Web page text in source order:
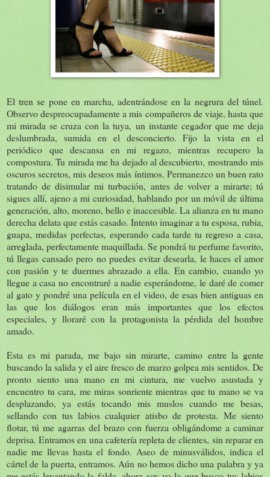
El tren se pone en marcha, adentrándose en la negrura del túnel.
Observo despreocupadamente a mis compañeros de viaje, hasta que
mi mirada se cruza con la tuya, un instante cegador que me deja
deslumbrada, sumida en el desconcierto. Fijo la vista en el
periódico que descansa en mi regazo, mientras recupero la
compostura. Tu mirada me ha dejado al descubierto, mostrando mis
oscuros secretos, mis deseos más íntimos. Permanezco un buen rato
tratando de disimular mi turbación, antes de volver a mirarte; tú
sigues allí, ajeno a mi curiosidad, hablando por un móvil de última
generación, alto, moreno, bello e inaccesible. La alianza en tu mano
derecha delata que estás casado. Intento imaginar a tu esposa, rubia,
guapa, medidas perfectas, esperando cada tarde tu regreso a casa,
arreglada, perfectamente maquillada. Se pondrá tu perfume favorito,
tú llegas cansado pero no puedes evitar desearla, le haces el amor
con pasión y te duermes abrazado a ella. En cambio, cuando yo
llegue a casa no encontraré a nadie esperándome, le daré de comer
al gato y pondré una película en el video, de esas bien antiguas en
las que los diálogos eran más importantes que los efectos
especiales, y lloraré con la protagonista la pérdida del hombre
amado.
Esta es mi parada, me bajo sin mirarte, camino entre la gente
buscando la salida y el aire fresco de marzo golpea mis sentidos. De
pronto siento una mano en mi cintura, me vuelvo asustada y
encuentro tu cara, me miras sonriente mientras que tu mano se va
desplazando, ya estás tocando mis muslos cuando me besas,
sellando con tus labios cualquier atisbo de protesta. Me siento
flotar, tú me agarras del brazo con fuerza obligándome a caminar
deprisa. Entramos en una cafetería repleta de clientes, sin reparar en
nadie me llevas hasta el fondo. Aseo de minusválidos, indica el
cártel de la puerta, entramos. Aún no hemos dicho una palabra y ya